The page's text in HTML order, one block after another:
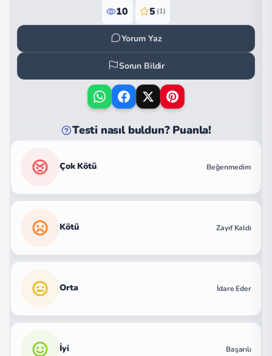
10 5 (1)
Yorum Yaz
Sorun Bildir
Testi nasıl buldun? Puanla!
Çok Kötü Beğenmedim
Kötü Zayıf Kaldı
Orta İdare Eder
İyi Başarılı